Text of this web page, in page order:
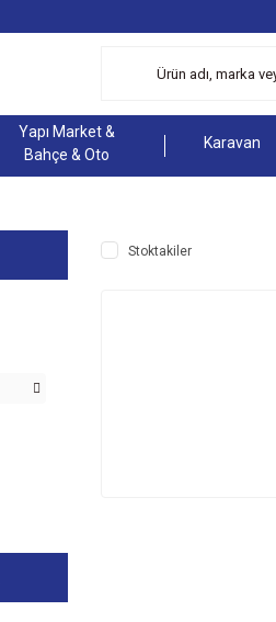
Yapı Market &
Bahçe & Oto
Karavan
Stoktakiler